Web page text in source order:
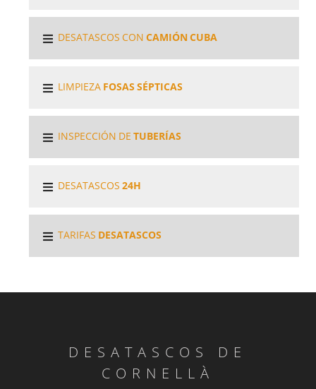
DESATASCOS CONCAMIÓN CUBA
LIMPIEZA FOSAS SÉPTICAS
INSPECCIÓN DETUBERÍAS
DESATASCOS24H
TARIFAS DESATASCOS
DESATASCOS DE
CORNELLÀ